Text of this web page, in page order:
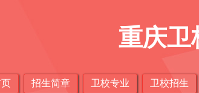
重庆卫
招生简章 卫校专业 卫校招生